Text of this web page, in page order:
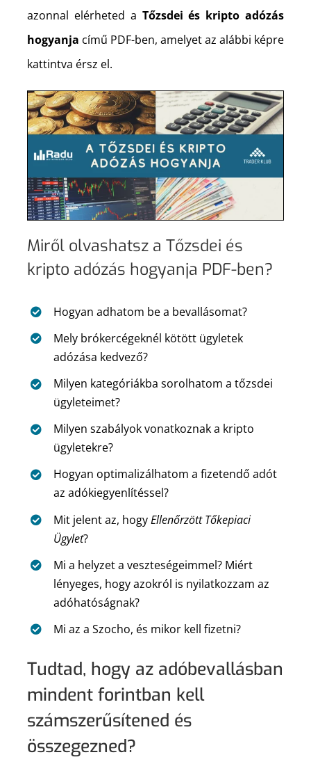
azonnal elérheted a Tőzsdei és kripto adózás
hogyanja című PDF-ben, amelyet az alábbi képre
kattintva érsz el.
Miről olvashatsz a Tőzsdei és
kripto adózás hogyanja PDF-ben?
Hogyan adhatom be a bevallásomat?
Mely brókercégeknél kötött ügyletek
adózása kedvező?
Milyen kategóriákba sorolhatom a tőzsdei
ügyleteimet?
Milyen szabályok vonatkoznak a kripto
ügyletekre?
Hogyan optimalizálhatom a fizetendő adót
az adókiegyenlítéssel?
Mit jelent az, hogyEllenőrzött Tőkepiaci
Ügylet?
Mi a helyzet a veszteségeimmel? Miért
lényeges, hogy azokról is nyilatkozzam az
adóhatóságnak?
Mi az a Szocho, és mikor kell fizetni?
Tudtad, hogy az adóbevallásban
mindent forintban kell
számszerűsítened és
összegezned?